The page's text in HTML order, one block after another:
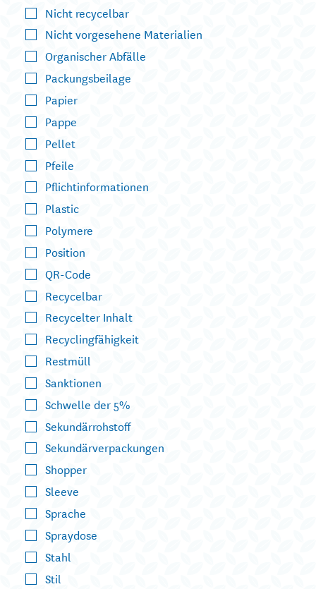
Nicht recycelbar
Nicht vorgesehene Materialien
Organischer Abfälle
Packungsbeilage
Papier
Pappe
Pellet
Pfeile
Pflichtinformationen
Plastic
Polymere
Position
QR-Code
Recycelbar
Recycelter Inhalt
Recyclingfähigkeit
Restmüll
Sanktionen
Schwelle der 5%
Sekundärrohstoff
Sekundärverpackungen
Shopper
Sleeve
Sprache
Spraydose
Stahl
Stil